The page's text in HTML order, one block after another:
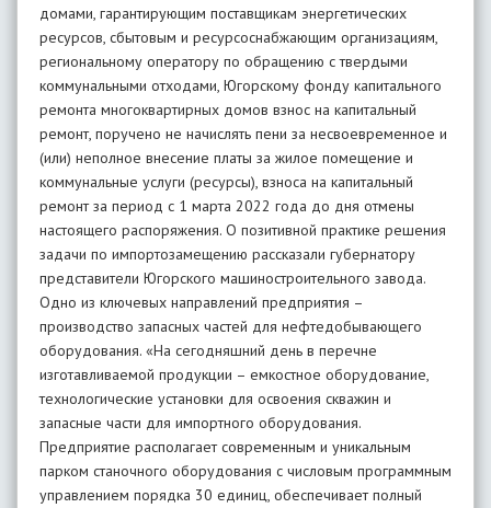
домами, гарантирующим поставщикам энергетических
ресурсов, сбытовым и ресурсоснабжающим организациям,
региональному оператору по обращению с твердыми
коммунальными отходами, Югорскому фонду капитального
ремонта многоквартирных домов взнос на капитальный
ремонт, поручено не начислять пени за несвоевременное и
(или) неполное внесение платы за жилое помещение и
коммунальные услуги (ресурсы), взноса на капитальный
ремонт за период с 1 марта 2022 года до дня отмены
настоящего распоряжения. О позитивной практике решения
задачи по импортозамещению рассказали губернатору
представители Югорского машиностроительного завода.
Одно из ключевых направлений предприятия –
производство запасных частей для нефтедобывающего
оборудования. «На сегодняшний день в перечне
изготавливаемой продукции – емкостное оборудование,
технологические установки для освоения скважин и
запасные части для импортного оборудования.
Предприятие располагает современным и уникальным
парком станочного оборудования с числовым программным
управлением порядка 30 единиц, обеспечивает полный